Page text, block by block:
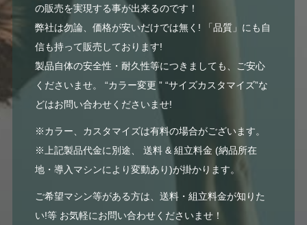
の販売を実現する事が出来るのです！
弊社は勿論、価格が安いだけでは無く! 「品質」にも自
信も持って販売しております!
製品自体の安全性・耐久性等につきましても、ご安心
くださいませ。 “カラー変更 ” “サイズカスタマイズ”な
どはお問い合わせくださいませ!
※カラー、カスタマイズは有料の場合がございます。
※上記製品代金に別途、 送料 & 組立料金 (納品所在
地・導入マシンにより変動あり)が掛かります。
ご希望マシン等がある方は、送料・組立料金が知りた
い!等 お気軽にお問い合わせくださいませ！